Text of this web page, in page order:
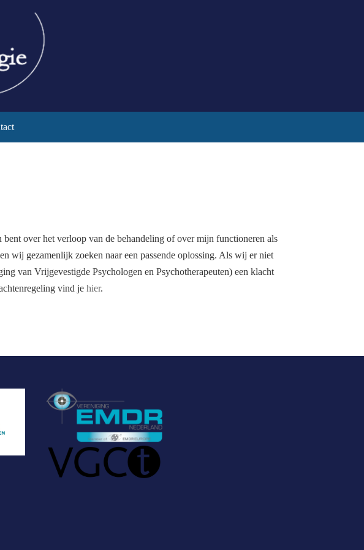
over het verloop van de behandeling of over mijn functioneren als
wij gezamenlijk zoeken naar een passende oplossing. Als wij er niet
van Vrijgevestigde Psychologen en Psychotherapeuten) een klacht
vind je hier.